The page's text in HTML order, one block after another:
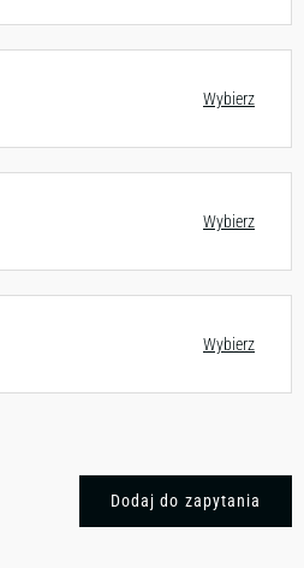
Wybierz
Wybierz
Wybierz
Dodaj do zapytania